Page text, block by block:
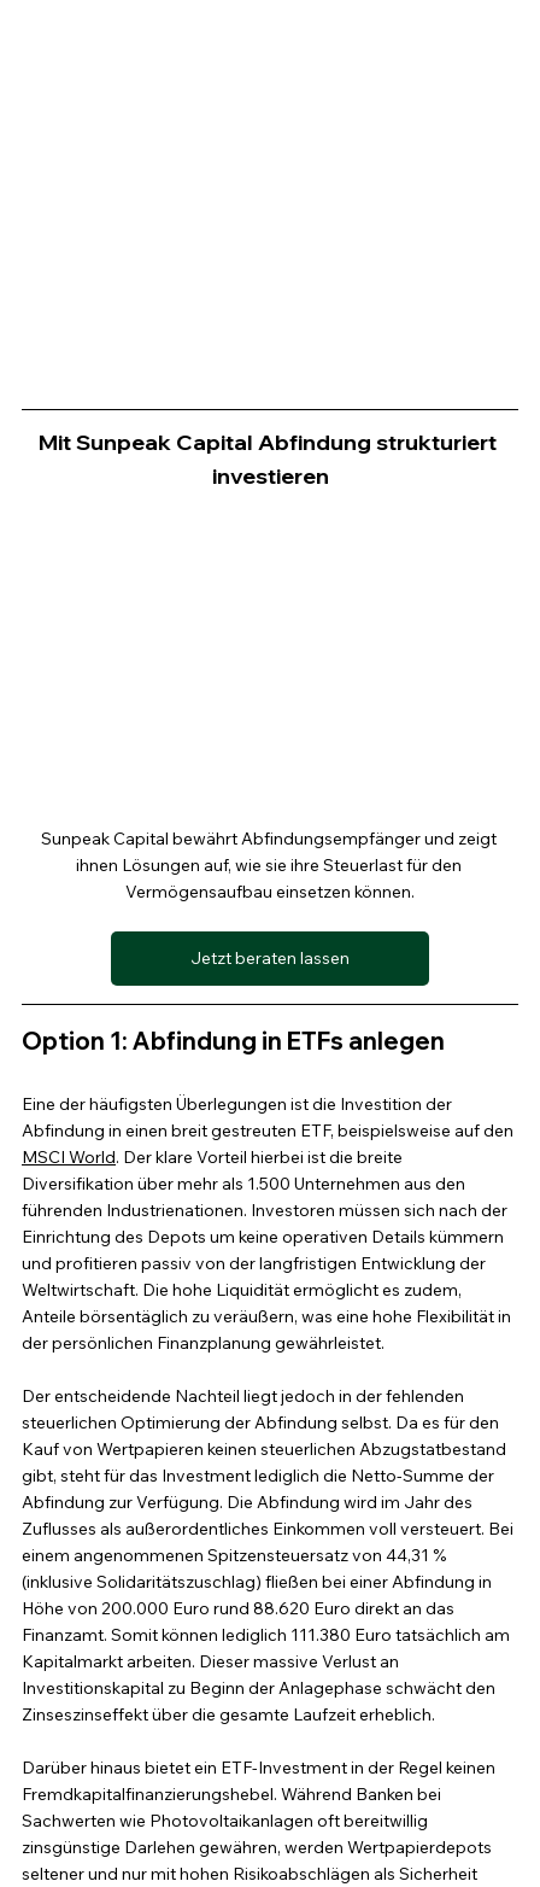
Mit Sunpeak Capital Abfindung strukturiert
investieren
Sunpeak Capital bewährt Abfindungsempfänger und zeigt
ihnen Lösungen auf, wie sie ihre Steuerlast für den
Vermögensaufbau einsetzen können.
Jetzt beraten lassen
Option 1: Abfindung in ETFs anlegen
Eine der häufigsten Überlegungen ist die Investition der
Abfindung in einen breit gestreuten ETF, beispielsweise auf den
MSCI World. Der klare Vorteil hierbei ist die breite
Diversifikation über mehr als 1.500 Unternehmen aus den
führenden Industrienationen. Investoren müssen sich nach der
Einrichtung des Depots um keine operativen Details kümmern
und profitieren passiv von der langfristigen Entwicklung der
Weltwirtschaft. Die hohe Liquidität ermöglicht es zudem,
Anteile börsentäglich zu veräußern, was eine hohe Flexibilität in
der persönlichen Finanzplanung gewährleistet.
Der entscheidende Nachteil liegt jedoch in der fehlenden
steuerlichen Optimierung der Abfindung selbst. Da es für den
Kauf von Wertpapieren keinen steuerlichen Abzugstatbestand
gibt, steht für das Investment lediglich die Netto-Summe der
Abfindung zur Verfügung. Die Abfindung wird im Jahr des
Zuflusses als außerordentliches Einkommen voll versteuert. Bei
einem angenommenen Spitzensteuersatz von 44,31 %
(inklusive Solidaritätszuschlag) fließen bei einer Abfindung in
Höhe von 200.000 Euro rund 88.620 Euro direkt an das
Finanzamt. Somit können lediglich 111.380 Euro tatsächlich am
Kapitalmarkt arbeiten. Dieser massive Verlust an
Investitionskapital zu Beginn der Anlagephase schwächt den
Zinseszinseffekt über die gesamte Laufzeit erheblich.
Darüber hinaus bietet ein ETF-Investment in der Regel keinen
Fremdkapitalfinanzierungshebel. Während Banken bei
Sachwerten wie Photovoltaikanlagen oft bereitwillig
zinsgünstige Darlehen gewähren, werden Wertpapierdepots
seltener und nur mit hohen Risikoabschlägen als Sicherheit